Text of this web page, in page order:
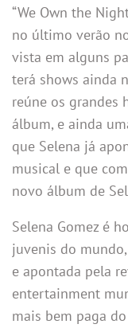
“We Own the
no último verão
vista em alguns
terá shows ainda
reúne os grandes
álbum, e ainda
que Selena já
musical e que
novo álbum de
Selena Gomez é
juvenis do
e apontada pela
entertainment
mais bem paga